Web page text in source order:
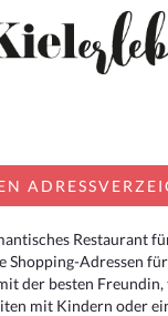
Restaurant
Shopping-Adressen
der besten
mit Kindern oder